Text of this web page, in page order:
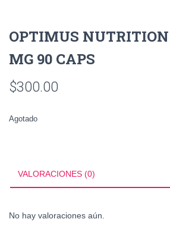
OPTIMUS
MG 90 CAPS
$300.00
Agotado
VALORACIONES (0)
No hay valoraciones aún.